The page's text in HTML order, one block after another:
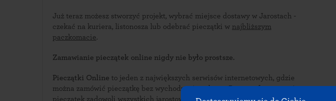
Już teraz możesz stworzyć projekt, wybrać miejsce dostawy w Jarostach -
czekać na kuriera, listonosza lub odebrać pieczątki w najbliższym
paczkomacie.
Zamawianie pieczątek online nigdy nie było prostsze.
Pieczątki Online to jeden z największych serwisów internetowych, gdzie
można zamówić pieczątkę bez wychodzenia z domu. Bogata oferta wzorów
pieczątek zadowoli wszystkich jarostowskich klientów. Pieczątki wykonywane